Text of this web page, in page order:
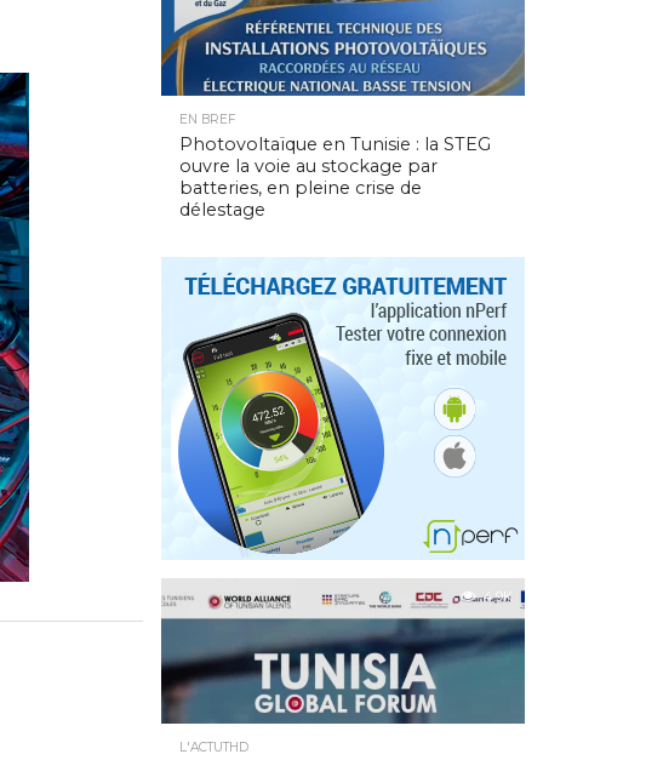
EN BREF
Photovoltaïque en Tunisie : la STEG
ouvre la voie au stockage par
batteries, en pleine crise de
délestage
4.9K
L'ACTUTHD